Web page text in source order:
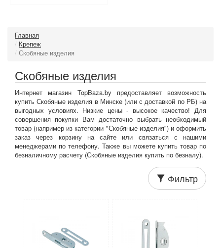
Главная
Крепеж
Скобяные изделия
Скобяные изделия
Интернет магазин TopBaza.by предоставляет возможность
купить Скобяные изделия в Минске (или с доставкой по РБ) на
выгодных условиях. Низкие цены - высокое качество! Для
совершения покупки Вам достаточно выбрать необходимый
товар (например из категории "Скобяные изделия") и оформить
заказ через корзину на сайте или связаться с нашими
менеджерами по телефону. Также вы можете купить товар по
безналичному расчету (Скобяные изделия купить по безналу).
Фильтр